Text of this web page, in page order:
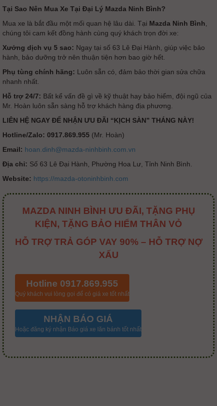
Tại Sao Nên Mua Xe Tại Đại Lý Mazda Ninh Bình?
Mua xe là bắt đầu một mối quan hệ lâu dài. Tại Mazda Ninh Bình
chúng tôi cam kết đồng hành cùng quý khách trọn đời xe:
Xưởng dịch vụ 5 sao: Ngay tại số 63 Lê Đại Hành, giúp việc bảo
hành, bảo dưỡng trở nên thuận tiện hơn bao giờ hết.
Phụ tùng chính hãng: Luôn sẵn có, đảm bảo thời gian sửa chữa
nhanh nhất.
Hỗ trợ 24/7: Bất kể vấn đề gì về kỹ thuật hay bảo hiểm, đội ngũ của
Mr. Hoàn luôn sẵn sàng hỗ trợ khách hàng địa phương.
LIÊN HỆ NGAY ĐỂ NHẬN ƯU ĐÃI “KỊCH SÀN” THÁNG NÀY!
Hotline/Zalo: 0917.869.955 (Mr. Hoàn)
Email: hoan.dinh@mazda-ninhbinh.com.vn
Địa chỉ: Số 63 Lê Đại Hành, Phường Hoa Lư, Tỉnh Ninh Bình.
Website: https://mazda-otoninhbinh.com
MAZDA NINH BÌNH ƯU ĐÃI, TẶNG PHỤ
KIỆN, TẶNG BẢO HIỂM THÂN VỎ
HỖ TRỢ TRẢ GÓP VAY 90% – HỖ TRỢ NỢ
XẤU
Hotline 0917.869.955
Quý khách vui lòng gọi để có giá xe tốt nhất
NHẬN BÁO GIÁ
Hoặc đăng ký nhận Báo giá xe lăn bánh tốt nhất